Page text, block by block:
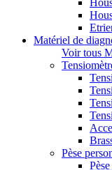
Matériel de
Voir tous
Pèse